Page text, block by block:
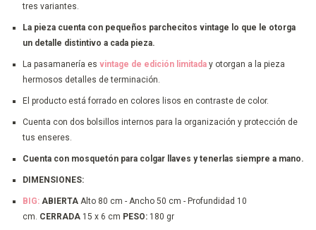
tres variantes.
La pieza cuenta con pequeños parchecitos vintage lo que le otorga
un detalle distintivo a cada pieza.
La pasamanería es vintage de edición limitada y otorgan a la pieza
hermosos detalles de terminación.
El producto está forrado en colores lisos en contraste de color.
Cuenta con dos bolsillos internos para la organización y protección de
tus enseres.
Cuenta con mosquetón para colgar llaves y tenerlas siempre a mano.
DIMENSIONES:
BIG: ABIERTA Alto 80 cm - Ancho 50 cm - Profundidad 10
cm. CERRADA 15 x 6 cm PESO: 180 gr